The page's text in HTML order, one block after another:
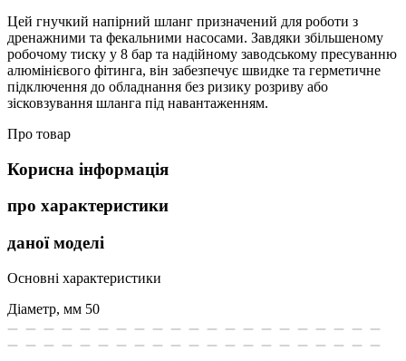
Цей гнучкий напірний шланг призначений для роботи з
дренажними та фекальними насосами. Завдяки збільшеному
робочому тиску у 8 бар та надійному заводському пресуванню
алюмінієвого фітинга, він забезпечує швидке та герметичне
підключення до обладнання без ризику розриву або
зісковзування шланга під навантаженням.
Про товар
Корисна інформація
про характеристики
даної моделі
Основні характеристики
Діаметр, мм 50